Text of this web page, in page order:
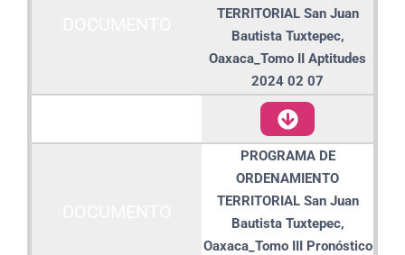
TERRITORIAL San Juan
Bautista Tuxtepec,
Oaxaca_Tomo II Aptitudes
2024 02 07
PROGRAMA DE
ORDENAMIENTO
TERRITORIAL San Juan
Bautista Tuxtepec,
Oaxaca_Tomo III Pronóstico